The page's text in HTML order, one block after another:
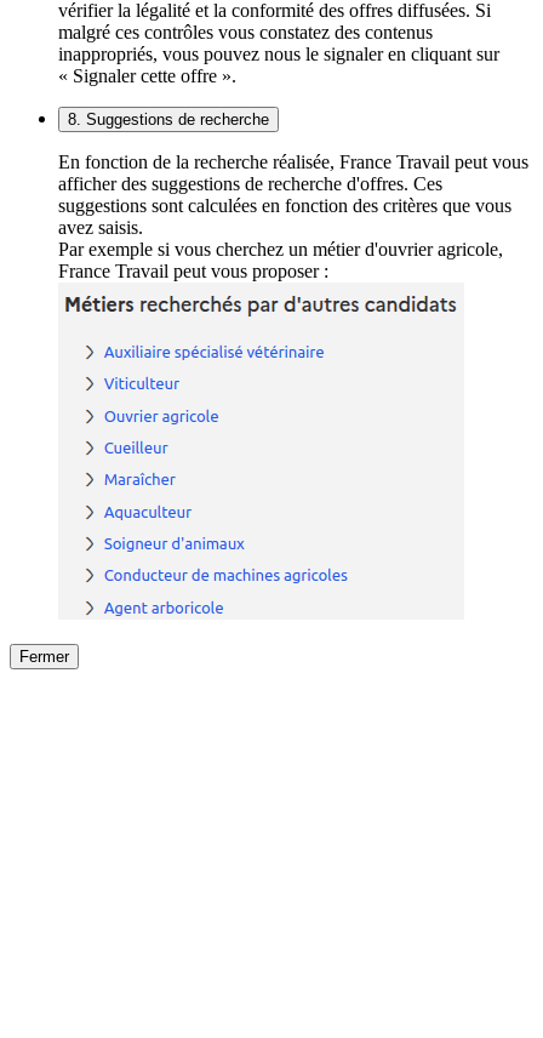
vérifier la légalité et la conformité des offres diffusées. Si
malgré ces contrôles vous constatez des contenus
inappropriés, vous pouvez nous le signaler en cliquant sur
« Signaler cette offre ».
8. Suggestions de recherche
En fonction de la recherche réalisée, France Travail peut vous
afficher des suggestions de recherche d'offres. Ces
suggestions sont calculées en fonction des critères que vous
avez saisis.
Par exemple si vous cherchez un métier d'ouvrier agricole,
France Travail peut vous proposer :
Fermer